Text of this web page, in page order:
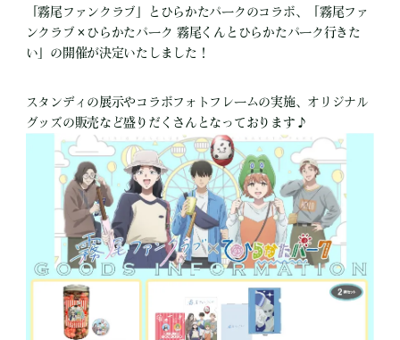
「霧尾ファンクラブ」とひらかたパークのコラボ、「霧尾ファ
ンクラブ×ひらかたパーク 霧尾くんとひらかたパーク行きた
い」の開催が決定いたしました！
スタンディの展示やコラボフォトフレームの実施、オリジナル
グッズの販売など盛りだくさんとなっております♪